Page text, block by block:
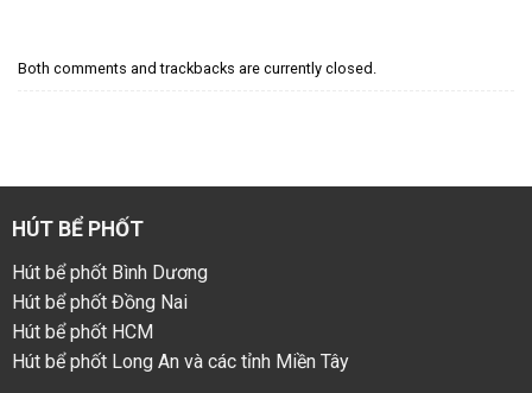
Both comments and trackbacks are currently closed.
HÚT BỂ PHỐT
Hút bể phốt Bình Dương
Hút bể phốt Đồng Nai
Hút bể phốt HCM
Hút bể phốt Long An và các tỉnh Miền Tây